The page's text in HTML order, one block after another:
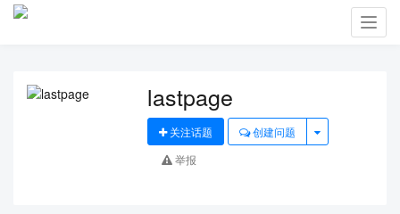
lastpage
关注话题
创建问题
举报